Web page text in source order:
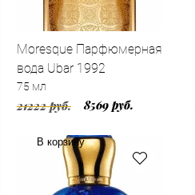
Moresque Парфюмерная
вода Ubar 1992
75 мл
21222 руб. 8569 руб.
В корзину